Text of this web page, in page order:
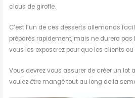
clous de girofle.
C’est l’un de ces desserts allemands
préparés rapidement, mais ne durera
vous les exposerez pour que les clients
Vous devrez vous assurer de créer un lot
voulez être mangé tout au long de la